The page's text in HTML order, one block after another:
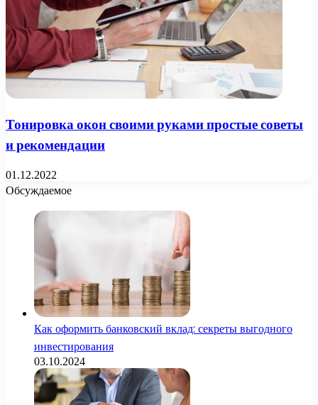
Тонировка окон своими руками простые советы
и рекомендации
01.12.2022
Обсуждаемое
Как оформить банковский вклад: секреты выгодного
инвестирования
03.10.2024